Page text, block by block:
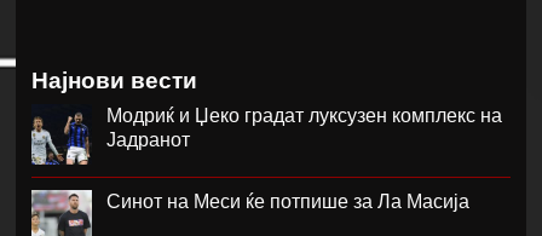
Најнови вести
Модриќ и Џеко градат луксузен комплекс на
Јадранот
Синот на Меси ќе потпише за Ла Масија